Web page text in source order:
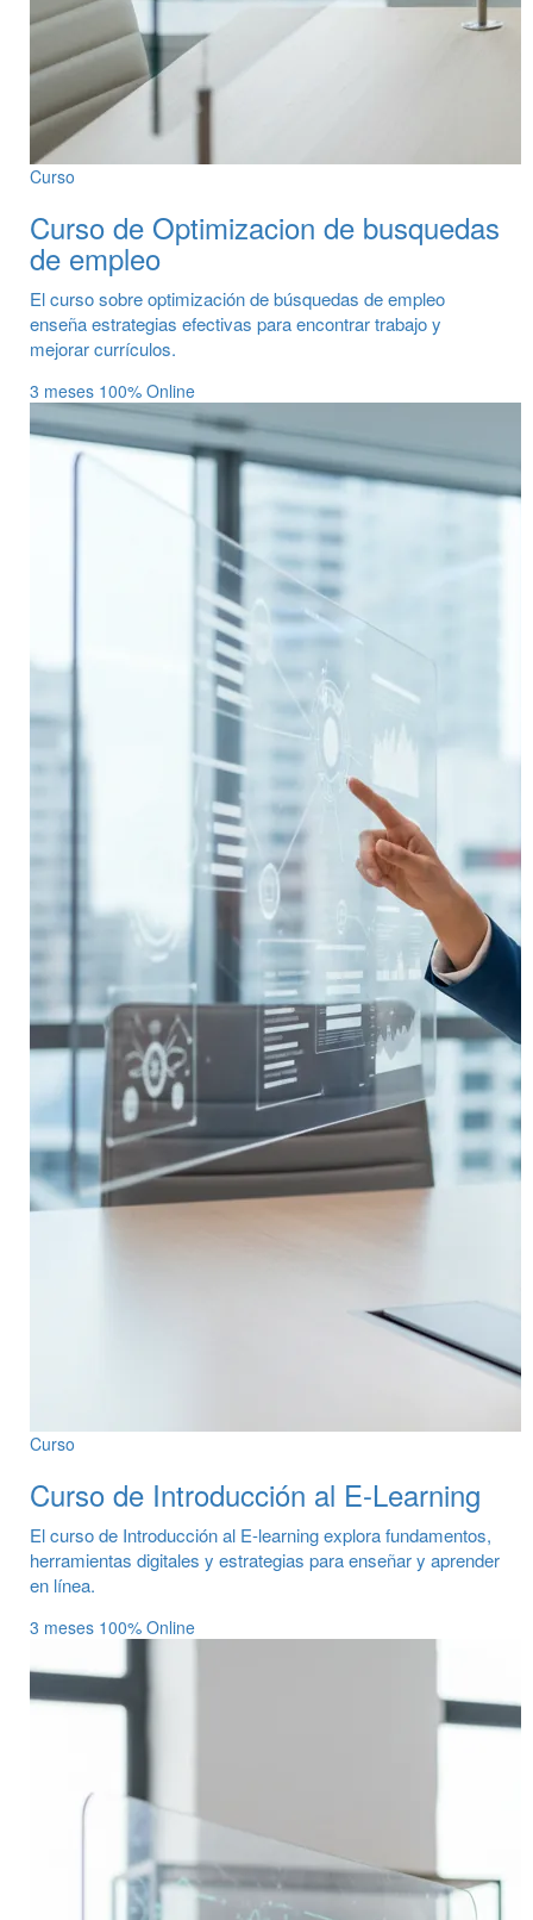
Curso
Curso de Optimizacion de busquedas
de empleo
El curso sobre optimización de búsquedas de empleo
enseña estrategias efectivas para encontrar trabajo y
mejorar currículos.
3 meses 100% Online
Curso
Curso de Introducción al E-Learning
El curso de Introducción al E-learning explora fundamentos,
herramientas digitales y estrategias para enseñar y aprender
en línea.
3 meses 100% Online